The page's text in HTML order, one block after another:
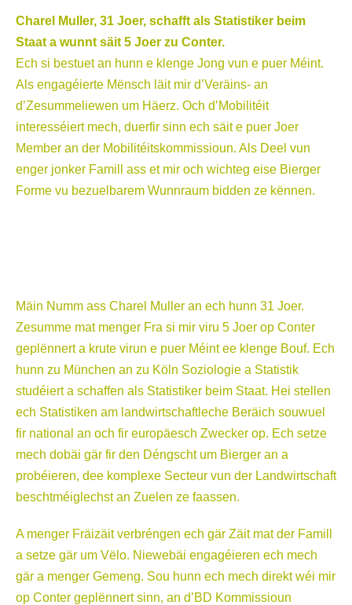
Charel Muller, 31 Joer, schafft als Statistiker beim
Staat a wunnt säit 5 Joer zu Conter.
Ech si bestuet an hunn e klenge Jong vun e puer Méint.
Als engagéierte Mënsch läit mir d’Veräins- an
d’Zesummeliewen um Häerz. Och d’Mobilitéit
interesséiert mech, duerfir sinn ech säit e puer Joer
Member an der Mobilitéitskommissioun. Als Deel vun
enger jonker Famill ass et mir och wichteg eise Bierger
Forme vu bezuelbarem Wunnraum bidden ze kënnen.
Mäin Numm ass Charel Muller an ech hunn 31 Joer.
Zesumme mat menger Fra si mir viru 5 Joer op Conter
geplënnert a krute virun e puer Méint ee klenge Bouf. Ech
hunn zu München an zu Köln Soziologie a Statistik
studéiert a schaffen als Statistiker beim Staat. Hei stellen
ech Statistiken am landwirtschaftleche Beräich souwuel
fir national an och fir europäesch Zwecker op. Ech setze
mech dobäi gär fir den Déngscht um Bierger an a
probéieren, dee komplexe Secteur vun der Landwirtschaft
beschtméiglechst an Zuelen ze faassen.
A menger Fräizäit verbréngen ech gär Zäit mat der Famill
a setze gär um Vëlo. Niewebäi engagéieren ech mech
gär a menger Gemeng. Sou hunn ech mech direkt wéi mir
op Conter geplënnert sinn, an d’BD Kommissioun